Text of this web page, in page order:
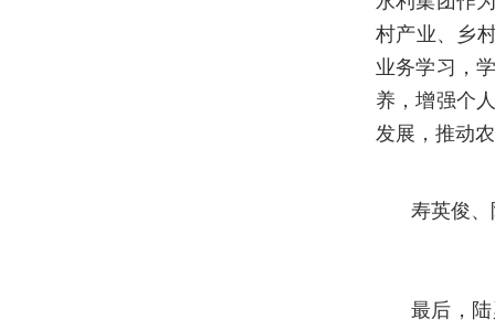
村产业、乡
业务学习，
养，增强个
发展，推动
寿英俊
最后，